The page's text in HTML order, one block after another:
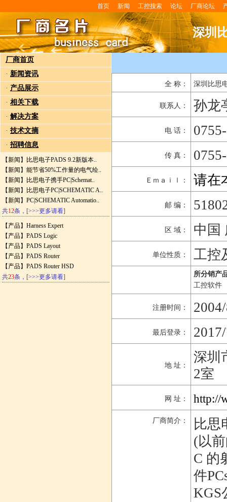
首页 新闻 工控搜索 论坛 厂商论坛
深圳
厂商首页
· 新闻资讯
· 产品展示
· 相关下载
· 解决方案
· 技术文摘
· 招聘信息
【新闻】
比思电子PADS 9.2新版本..
【新闻】 能节省50%工作量的电气绘..
【新闻】
比思电子携手PC|Schemat..
【新闻】
比思电子PC|SCHEMATIC A..
【新闻】 PC|SCHEMATIC Automatio..
共12条， [>>>更多请看]
【产品】 Harness Expert
【产品】 PADS Logic
【产品】 PADS Layout
【产品】 PADS Router
【产品】 PADS Router HSD
共23条， [>>>更多请看]
全 称： 深圳比思
联系人： 孙龙
电 话：
传 真：
Ｅｍａｉｌ： 请在
邮 编：
区 域： 中国
单位性质： 工控
所分销产
工控软件
注册时间：
最后登录：
地 址：
深圳
2室
网 址： http://
厂商简介：
比思
(以
C 的
件
KGS